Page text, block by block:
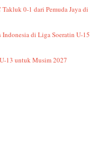
0-1 dari Pemuda Jaya di
Indonesia di Liga Soeratin U-15
13 untuk Musim 2027